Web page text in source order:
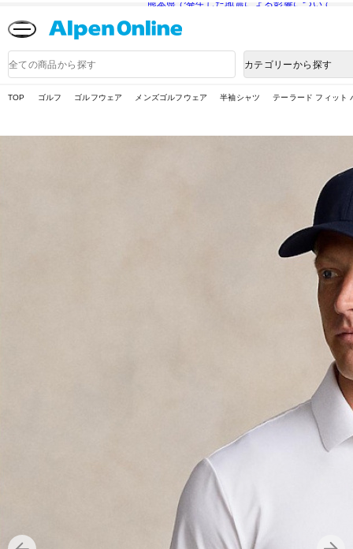
熊本県で発生した地震による影響について
品
検
カテゴリーから探す
TOP ゴルフ ゴルフウェア メンズゴルフウェア 半袖シャツ テーラード フィット